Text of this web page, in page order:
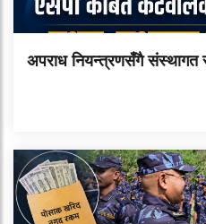
अपराध नियन्त्रणसँगै संस्थागत